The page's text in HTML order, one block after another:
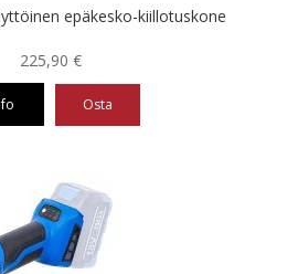
epäkesko-kiillotuskone
225,90 €
Osta